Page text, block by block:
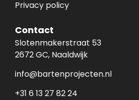
Privacy policy
Contact
Slotenmakerstraat 53
2672 GC, Naaldwijk
info@bartenprojecten.nl
+31 6 13 27 82 24